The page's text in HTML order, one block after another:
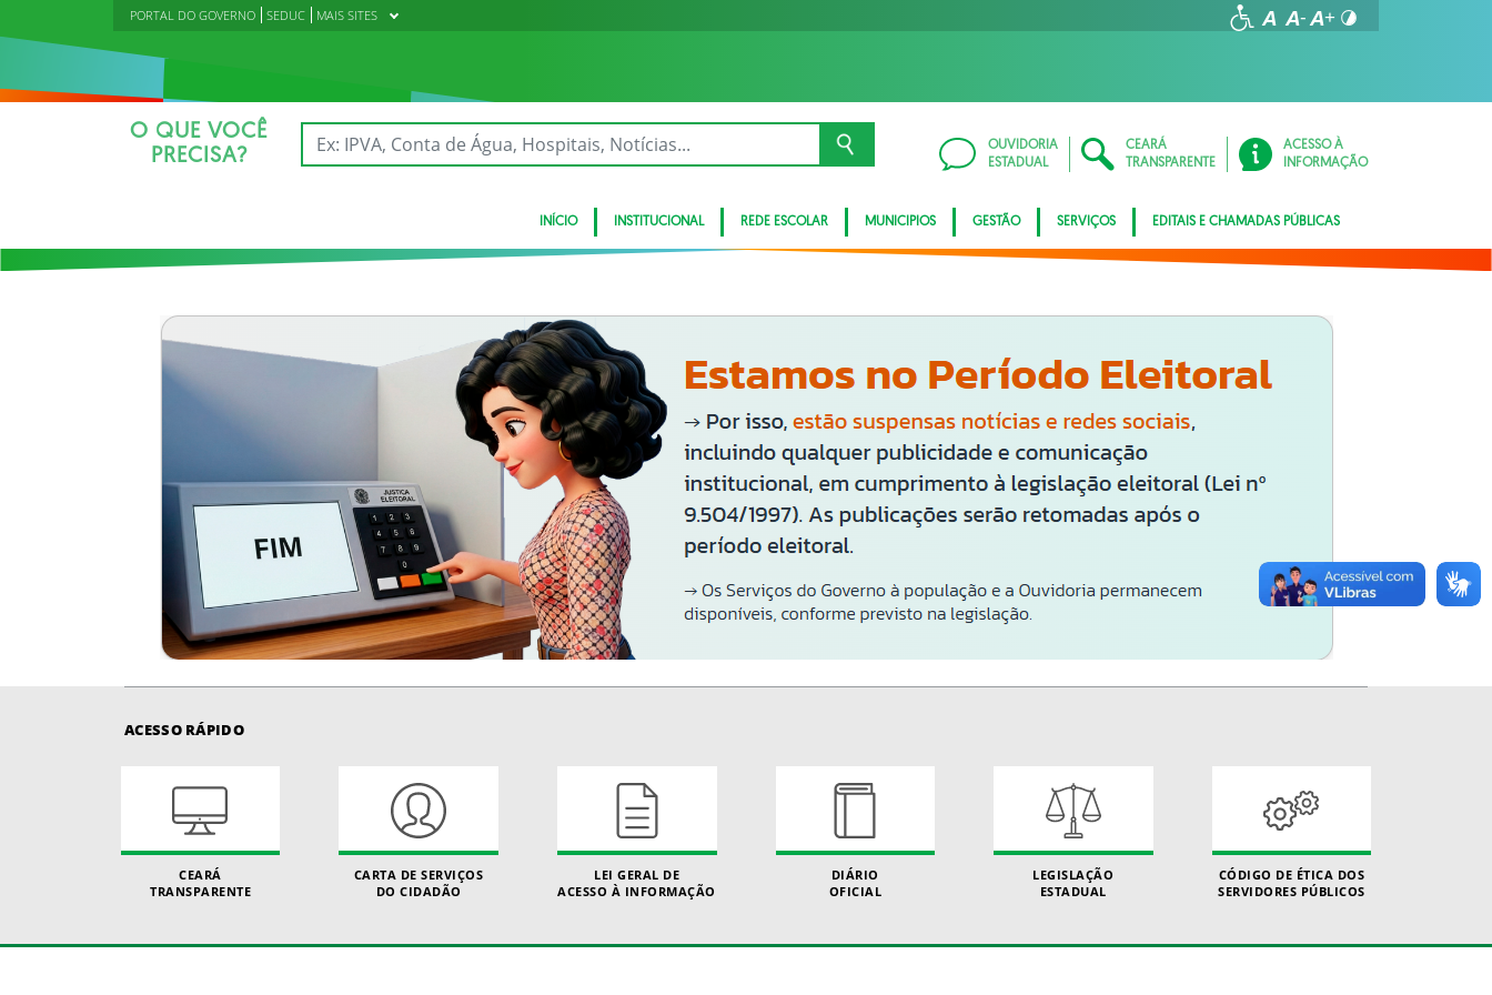
PORTAL DO GOVERNO SEDUC MAIS SITES
O QUE VOCÊ
PRECISA?
OUVIDORIA
ESTADUAL
CEARÁ
TRANSPARENTE
ACESSO À
INFORMAÇÃO
INÍCIO INSTITUCIONAL REDE ESCOLAR MUNICIPIOS GESTÃO SERVIÇOS EDITAIS E CHAMADAS PÚBLICAS
ACESSO RÁPIDO
CEARÁ
TRANSPARENTE
CARTA DE SERVIÇOS
DO CIDADÃO
LEI GERAL DE
ACESSO À INFORMAÇÃO
DIÁRIO
OFICIAL
LEGISLAÇÃO
ESTADUAL
CÓDIGO DE ÉTICA DOS
SERVIDORES PÚBLICOS